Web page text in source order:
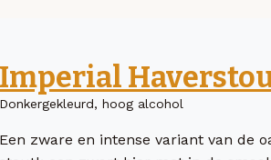
Imperial
Donkergekleurd, hoog alcohol
Een zware en intense variant van de